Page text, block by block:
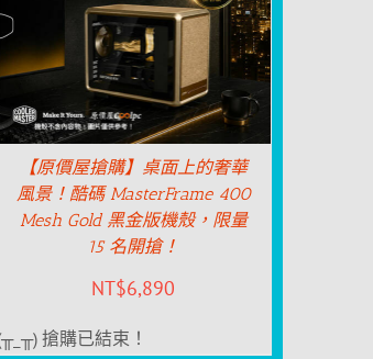
【原價屋搶購】桌面上的奢華
風景！酷碼 MasterFrame 400
Mesh Gold 黑金版機殼，限量
15 名開搶！
NT$6,890
搶購已結束！